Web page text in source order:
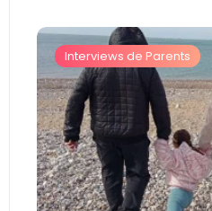
Interviews de Parents